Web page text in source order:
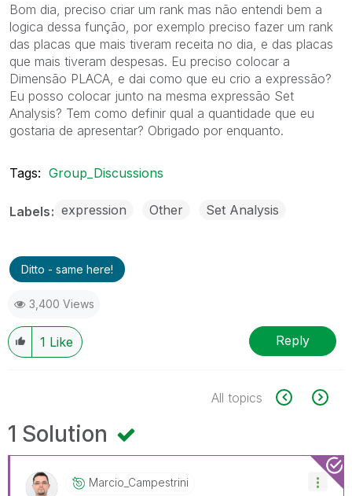
Bom dia, preciso criar um rank mas não entendi bem a
logica dessa função, por exemplo preciso fazer um rank
das placas que mais tiveram receita no dia, e das placas
que mais tiveram despesas. Eu preciso colocar a
Dimensão PLACA, e dai como que eu crio a expressão?
Eu posso colocar junto na mesma expressão Set
Analysis? Tem como definir qual a quantidade que eu
gostaria de apresentar? Obrigado por enquanto.
Tags: Group_Discussions
Labels expression Other Set Analysis
Ditto - same here!
3,400 Views
1 Like Reply
All topics
1 Solution
Marcio_CampestrIni